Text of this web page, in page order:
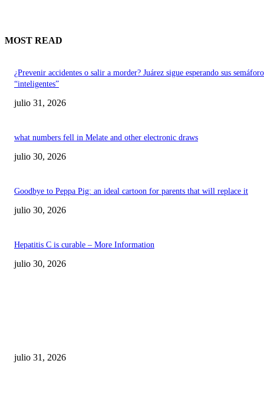
MOST READ
¿Prevenir accidentes o salir a morder? Juárez sigue esperando sus
“inteligentes”
julio 31, 2026
what numbers fell in Melate and other electronic draws
julio 30, 2026
Goodbye to Peppa Pig: an ideal cartoon for parents that will replace it
julio 30, 2026
Hepatitis C is curable – More Information
julio 30, 2026
julio 31, 2026